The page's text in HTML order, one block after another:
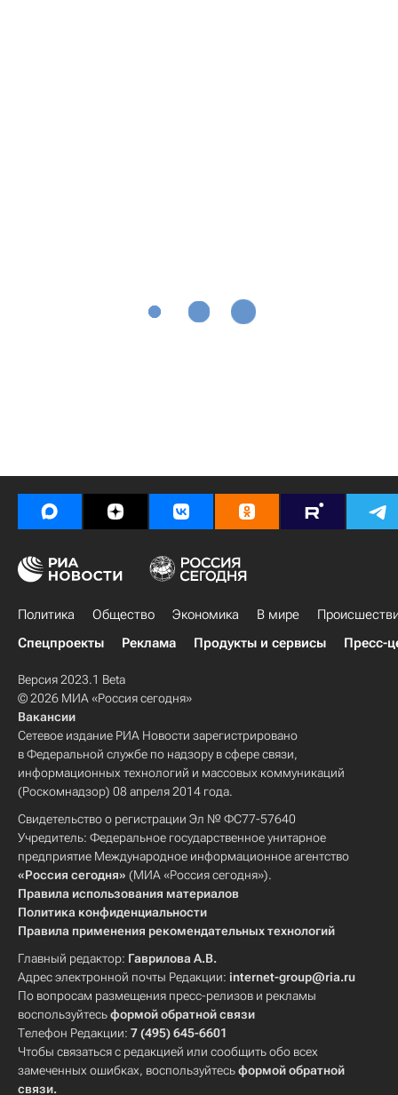
Политика Общество Экономика В мире
Спецпроекты
Реклама Продукты и сервисы Пресс-
Версия 2023.1 Beta
© 2026 МИА «Россия сегодня»
Вакансии
Сетевое издание РИА Новости зарегистрировано
в Федеральной службе по надзору в сфере связи,
информационных технологий и массовых коммуникаций
(Роскомнадзор) 08 апреля 2014 года.
Свидетельство о регистрации Эл № ФС77-57640
Учредитель: Федеральное государственное унитарное
предприятие Международное информационное агентство
«Россия сегодня» (МИА «Россия сегодня»).
Правила использования материалов
Политика конфиденциальности
Правила применения рекомендательных технологий
Главный редактор: Гаврилова А.В.
Адрес электронной почты Редакции: internet-group@ria.ru
По вопросам размещения пресс-релизов и рекламы
воспользуйтесьформой обратной связи
Телефон Редакции: 7 (495) 645-6601
Чтобы связаться с редакцией или сообщить обо всех
замеченных ошибках, воспользуйтесьформой обратной
связи.